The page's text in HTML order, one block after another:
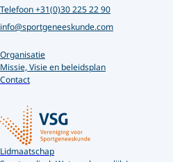
Organisatie
Missie, Visie en beleidsplan
Contact
Lidmaatschap
Telefoon +31(0)30 225 22 90
info@sportgeneeskunde.com